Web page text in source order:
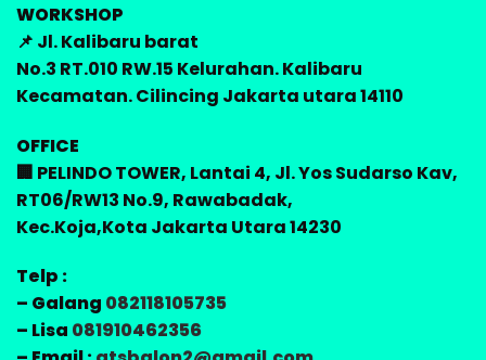
WORKSHOP
📌 Jl. Kalibaru barat
No.3 RT.010 RW.15 Kelurahan. Kalibaru
Kecamatan. Cilincing Jakarta utara 14110
OFFICE
🏢 PELINDO TOWER, Lantai 4, Jl. Yos Sudarso Kav,
RT06/RW13 No.9, Rawabadak,
Kec.Koja,Kota Jakarta Utara 14230
Telp :
– Galang 082118105735
– Lisa 081910462356